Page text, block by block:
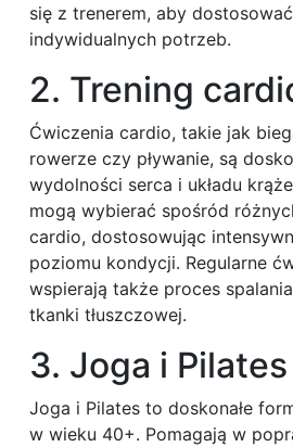
się z trenerem, aby
indywidualnych potrzeb.
2. Trening
Ćwiczenia cardio, takie jak
rowerze czy pływanie, są
wydolności serca i układu
mogą wybierać spośród
cardio, dostosowując
poziomu kondycji. Regularne
wspierają także proces
tkanki tłuszczowej.
3. Joga i Pilates
Joga i Pilates to doskonałe
w wieku 40+. Pomagają w